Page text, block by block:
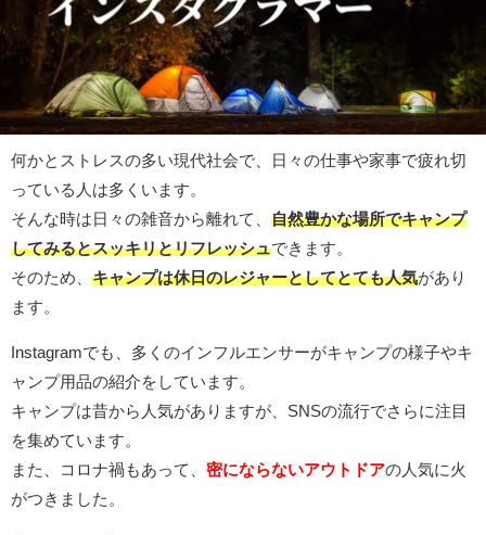
何かとストレスの多い現代社会で、日々の仕事や家事で疲れ切
っている人は多くいます。
そんな時は日々の雑音から離れて、 自然豊かな場所でキャンプ
してみるとスッキリとリフレッシュできます。
そのため、 キャンプは休日のレジャーとしてとても人気があり
ます。
Instagramでも、多くのインフルエンサーがキャンプの様子やキ
ャンプ用品の紹介をしています。
キャンプは昔から人気がありますが、SNSの流行でさらに注目
を集めています。
また、コロナ禍もあって、 密にならないアウトドアの人気に火
がつきました。